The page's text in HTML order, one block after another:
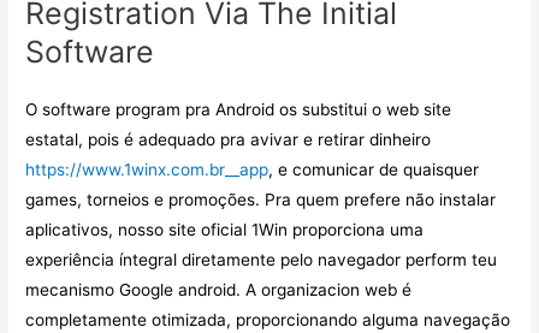
Registration Via The Initial
Software
O software program pra Android os substitui o web site
estatal, pois é adequado pra avivar e retirar dinheiro
https://www.1winx.com.br__app, e comunicar de quaisquer
games, torneios e promoções. Pra quem prefere não instalar
aplicativos, nosso site oficial 1Win proporciona uma
experiência íntegral diretamente pelo navegador perform teu
mecanismo Google android. A organizacion web é
completamente otimizada, proporcionando alguma navegação